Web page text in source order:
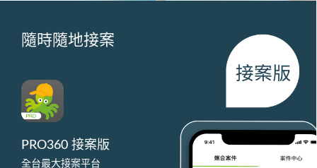
隨時隨地接案
PRO360 接案版
全台最大接案平台